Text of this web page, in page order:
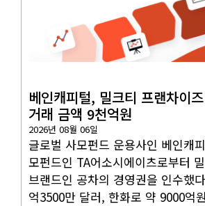
베인캐피털, 밀크티 프랜차이
거래 금액 9천억원
2026년 08월 06일
글로벌 사모펀드 운용사인 베인캐
모펀드인 TA어소시에이츠로부터
브랜드인 공차의 경영권을 인수했
억3500만 달러, 한화로 약 9000억